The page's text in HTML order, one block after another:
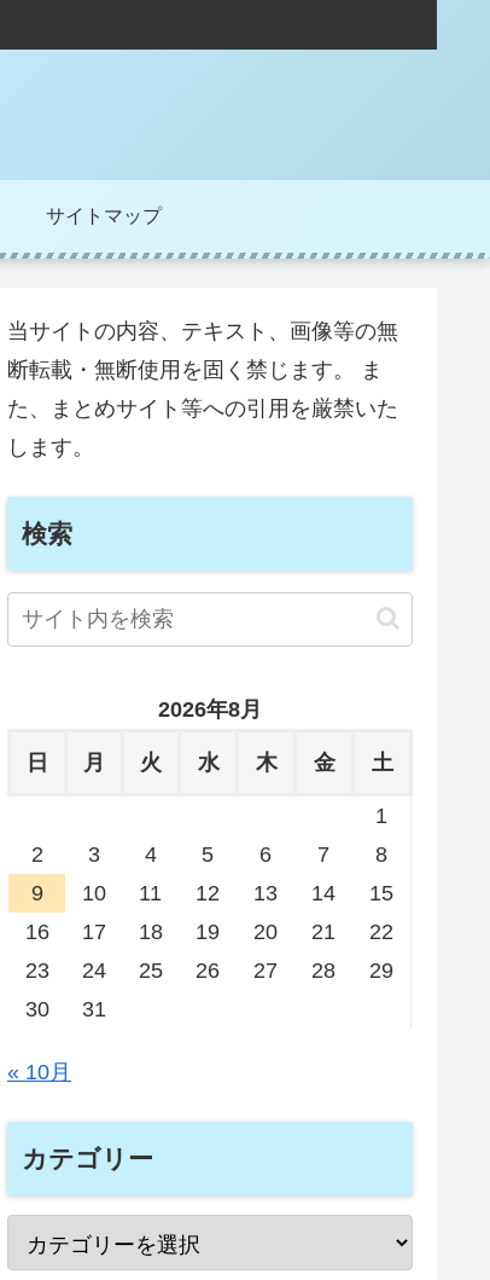
サイトマップ
当サイトの内容、テキスト、画像等の無
断転載・無断使用を固く禁じます。 ま
た、まとめサイト等への引用を厳禁いた
します。
検索
2026年8月
日 月 火 水 木 金 土
1
2
3 4 5 6 7
8
9
10 11 12 13 14
15
16
17 18 19 20 21
22
23
24 25 26 27 28
29
30
31
« 10月
カテゴリー